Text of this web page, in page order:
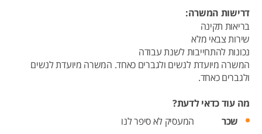
דרישות המשרה:
בריאות תקינה
שירות צבאי מלא
נכונות להתחייבות לשנת עבודה
המשרה מיועדת לנשים ולגברים כאחד. המשרה מיועדת לנשים
ולגברים כאחד.
מה עוד כדאי לדעת?
שכר
המעסיק לא סיפר לנו